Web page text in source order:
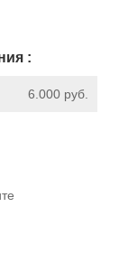
:
6.000 руб.